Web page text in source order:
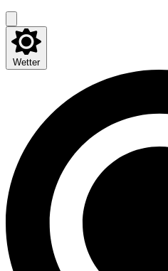
Wetter